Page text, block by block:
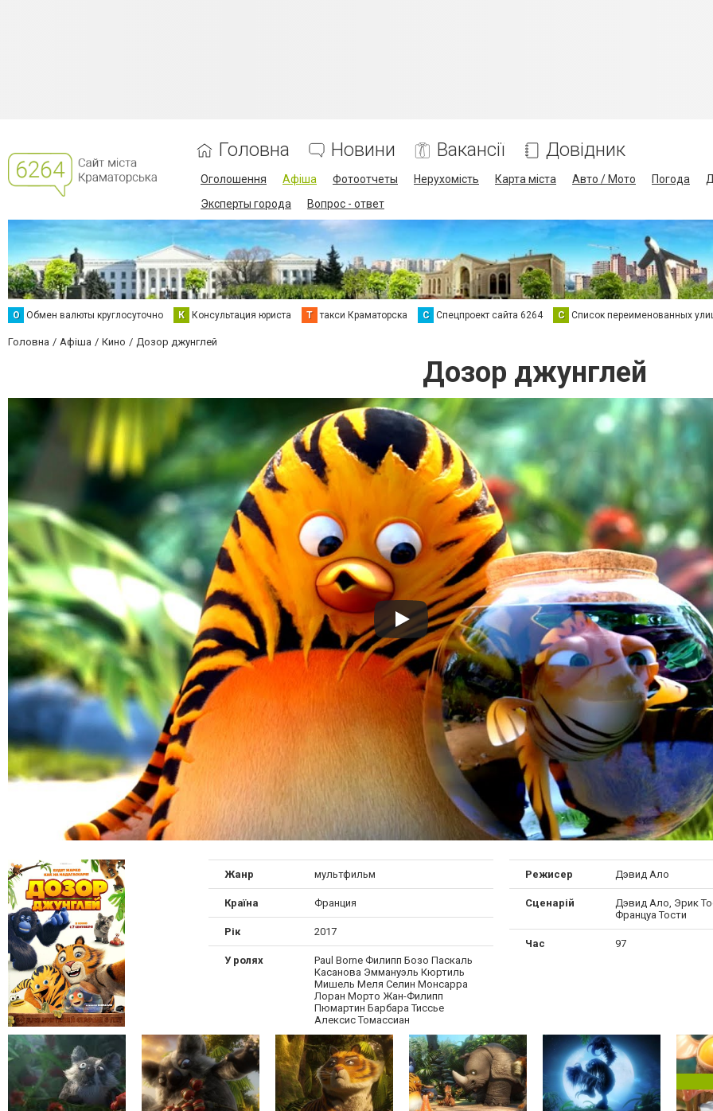
Головна Новини Вакансії Довідник
Оголошення Афіша Фотоотчеты Нерухомість Карта міста Авто / Мото Погода
Эксперты города
Вопрос - ответ
О Обмен валюты круглосуточно К Консультация юриста Т такси Краматорска С Спецпроект сайта 6264 С Список переименованных
Головна Афіша Кино Дозор джунглей
Дозор джунглей
Жанр мультфильм
Країна Франция
Рік 2017
У ролях
Paul Borne Филипп Бозо Паскаль
Касанова Эммануэль Кюртиль
Мишель Меля Селин Монсарра
Лоран Морто Жан-Филипп
Пюмартин Барбара Тиссье
Алексис Томассиан
Режисер Дэвид Ало
Сценарій
Дэвид Ало, Эрик
Француа Тости
Час 97